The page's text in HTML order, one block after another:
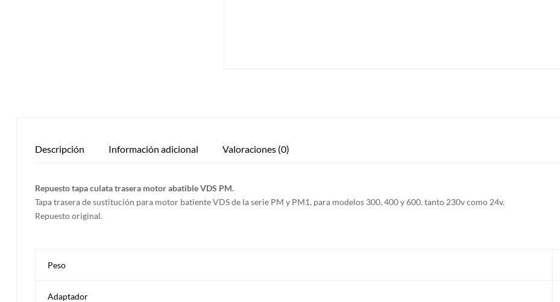
Descripción Información adicional Valoraciones (0)
Repuesto tapa culata trasera motor abatible VDS PM.
Tapa trasera de sustitución para motor batiente VDS de la serie PM y PM1, para modelos 300, 400 y 600. tanto 230v como 24v.
Repuesto original.
Peso
Adaptador